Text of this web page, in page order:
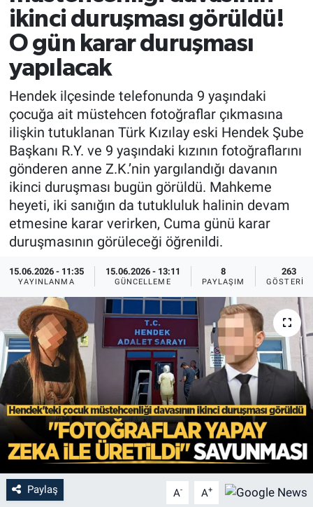
ikinci duruşması görüldü!
O gün karar duruşması
yapılacak
Hendek ilçesinde telefonunda 9 yaşındaki
çocuğa ait müstehcen fotoğraflar çıkmasına
ilişkin tutuklanan Türk Kızılay eski Hendek Şube
Başkanı R.Y. ve 9 yaşındaki kızının fotoğraflarını
gönderen anne Z.K.’nin yargılandığı davanın
ikinci duruşması bugün görüldü. Mahkeme
heyeti, iki sanığın da tutukluluk halinin devam
etmesine karar verirken, Cuma günü karar
duruşmasının görüleceği öğrenildi.
15.06.2026 - 11:35
YAYINLANMA
15.06.2026 - 13:11
GÜNCELLEME
8
PAYLAŞIM
263
GÖSTERIM
Paylaş A- A+
EĞİTİM
MAGAZİN
ÖZEL HABER
HALK54 PANORAMA